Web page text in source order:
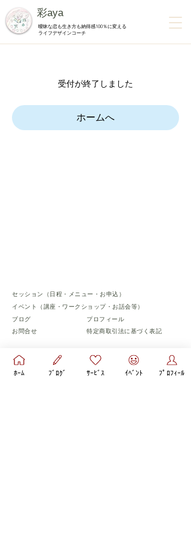
彩aya
曖昧な恋も生き方も納得感100％に変える
ライフデザインコーチ
受付が終了しました
ホームへ
セッション（日程・メニュー・お申込）
​イベント（講座・ワークショップ・お話会等）
​ブログ
お問合せ
​プロフィール
​特定商取引法に基づく表記
​フォローお願いします♡
ﾎｰﾑ ﾌﾞﾛｸﾞ ｻｰﾋﾞｽ ｲﾍﾞﾝﾄ ﾌﾟﾛﾌｨｰﾙ